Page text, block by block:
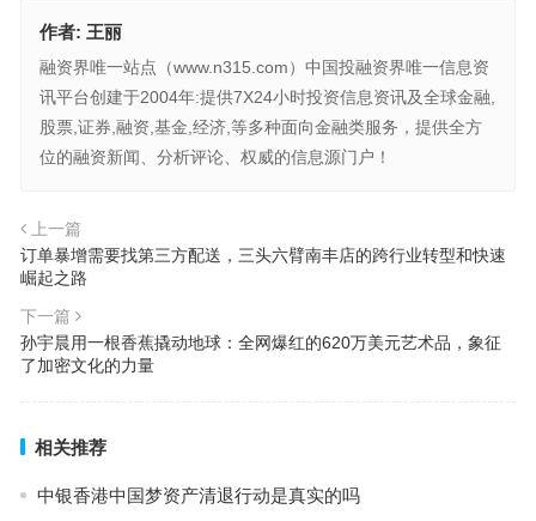
作者: 王丽
融资界唯一站点（www.n315.com）中国投融资界唯一信息资
讯平台创建于2004年:提供7X24小时投资信息资讯及全球金融,
股票,证券,融资,基金,经济,等多种面向金融类服务，提供全方
位的融资新闻、分析评论、权威的信息源门户！
上一篇
订单暴增需要找第三方配送，三头六臂南丰店的跨行业转型和快速
崛起之路
下一篇
孙宇晨用一根香蕉撬动地球：全网爆红的620万美元艺术品，象征
了加密文化的力量
相关推荐
中银香港中国梦资产清退行动是真实的吗